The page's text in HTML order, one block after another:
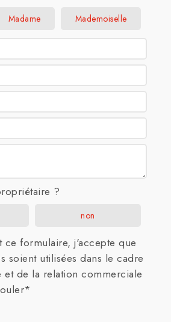
Madame Mademoiselle
?
non
ce formulaire, j'accepte que
soient utilisées dans le cadre
et de la relation commerciale